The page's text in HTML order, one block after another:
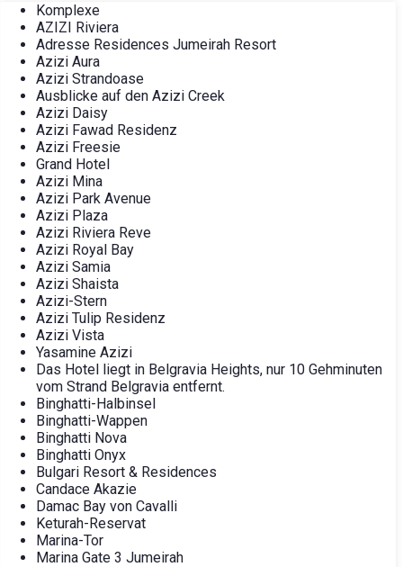
Komplexe
AZIZI Riviera
Adresse Residences Jumeirah Resort
Azizi Aura
Azizi Strandoase
Ausblicke auf den Azizi Creek
Azizi Daisy
Azizi Fawad Residenz
Azizi Freesie
Grand Hotel
Azizi Mina
Azizi Park Avenue
Azizi Plaza
Azizi Riviera Reve
Azizi Royal Bay
Azizi Samia
Azizi Shaista
Azizi-Stern
Azizi Tulip Residenz
Azizi Vista
Yasamine Azizi
Das Hotel liegt in Belgravia Heights, nur 10 Gehminuten
vom Strand Belgravia entfernt.
Binghatti-Halbinsel
Binghatti-Wappen
Binghatti Nova
Binghatti Onyx
Bulgari Resort & Residences
Candace Akazie
Damac Bay von Cavalli
Keturah-Reservat
Marina-Tor
Marina Gate 3 Jumeirah